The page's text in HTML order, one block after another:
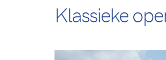
Klassieke